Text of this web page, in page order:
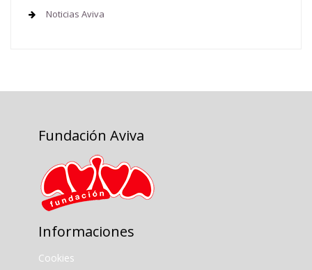
Noticias Aviva
Fundación Aviva
Informaciones
Cookies